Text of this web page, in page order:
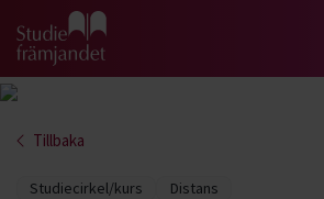
Gå till studiefrämjandets startsida
Tillbaka
Studiecirkel/kurs Distans